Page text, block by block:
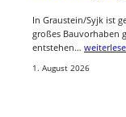
In Graustein/Syjk ist
großes Bauvorhaben
entstehen…
1. August 2026